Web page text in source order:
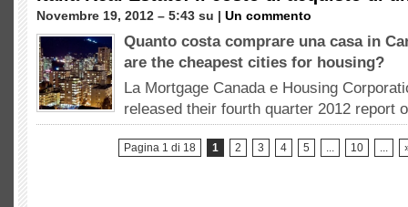
le
nelle
Americhe
Novembre 19, 2012 – 5:43 su | Un commento
Quanto costa comprare una casa in
are the cheapest cities for housing?
La Mortgage Canada e Housing
released their fourth quarter 2012 report
Pagina 1 di 18 1 2 3 4 5 ... 10 ...